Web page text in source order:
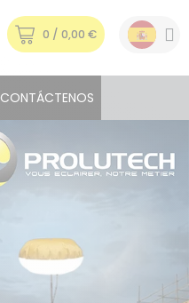
0 / 0,00 €
CONTÁCTENOS